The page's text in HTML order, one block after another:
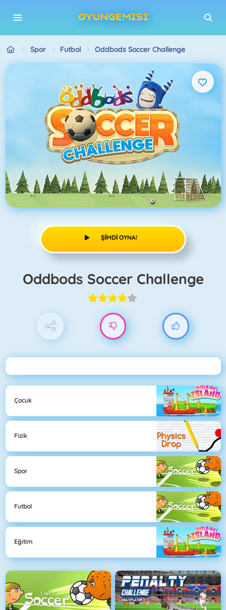
Spor Futbol Oddbods Soccer Challenge
ŞIMDI OYNA!
Oddbods Soccer Challenge
Çocuk
Fizik
Spor
Futbol
Eğitim